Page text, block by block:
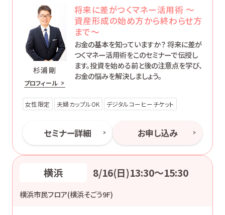
杉浦 剛
プロフィール
将来に差がつくマネー活用術 ～
資産形成の始め方から終わらせ方
まで～
お金の基本を知っていますか？ 将来に差が
つくマネー活用術をこのセミナーで伝授し
ます。投資を始める前と後の注意点を学び、
お金の悩みを解決しましょう。
女性限定 夫婦カップルOK デジタルコーヒーチケット
セミナー詳細 お申し込み
横浜 8/16(日)13:30〜15:30
横浜市民フロア(横浜そごう9F)